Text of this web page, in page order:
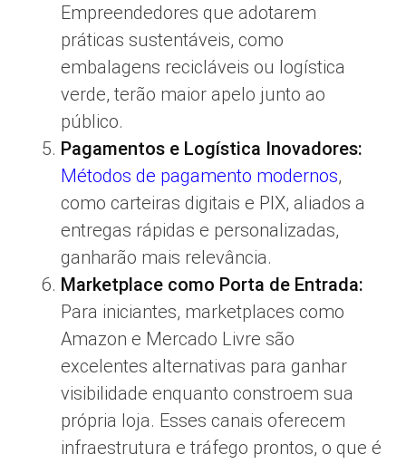
Empreendedores que adotarem
práticas sustentáveis, como
embalagens recicláveis ou logística
verde, terão maior apelo junto ao
público.
Pagamentos e Logística Inovadores:
Métodos de pagamento modernos,
como carteiras digitais e PIX, aliados a
entregas rápidas e personalizadas,
ganharão mais relevância.
Marketplace como Porta de Entrada:
Para iniciantes, marketplaces como
Amazon e Mercado Livre são
excelentes alternativas para ganhar
visibilidade enquanto constroem sua
própria loja. Esses canais oferecem
infraestrutura e tráfego prontos, o que é